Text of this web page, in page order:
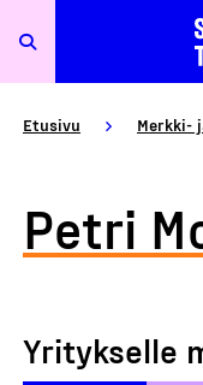
Etusivu Merkki-
Petri
Yritykselle